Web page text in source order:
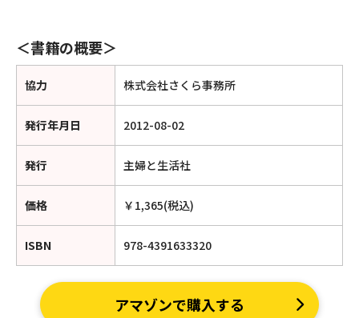
＜書籍の概要＞
協力 株式会社さくら事務所
発行年月日 2012-08-02
発行 主婦と生活社
価格 ￥1,365(税込)
ISBN 978-4391633320
アマゾンで購入する